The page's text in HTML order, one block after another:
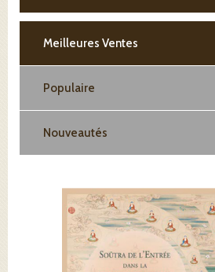
Meilleures Ventes
Populaire
Nouveautés